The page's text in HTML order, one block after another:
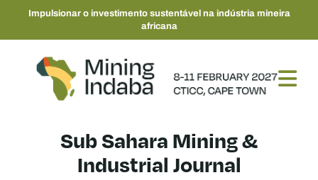
Impulsionar o investimento sustentável na indústria mineira
africana
Sub Sahara Mining &
Industrial Journal